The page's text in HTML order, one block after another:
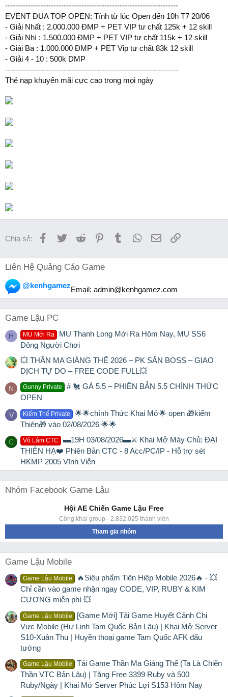
--------------------------------------------------------------------
EVENT ĐUA TOP OPEN: Tính từ lúc Open đến 10h T7 20/06
- Giải Nhất : 2.000.000 ĐMP + PET VIP tư chất 125k + 12 skill
- Giải Nhì : 1.500.000 ĐMP + PET VIP tư chất 115k + 12 skill
- Giải Ba : 1.000.000 ĐMP + PET Vip tư chất 83k 12 skill
- Giải 4 - 10 : 500k DMP
--------------------------------------------------------------------
Thẻ nạp khuyến mãi cực cao trong mọi ngày
Chia sẻ: Facebook
TwitterReddit PinterestTumblrWhatsApp
EmailLink
Liên Hệ Quảng Cáo Game
@kenhgamezEmail: admin@kenhgamez.com
Game Lậu PC
H MU Mới Ra
MU Thanh Long Mới Ra Hôm Nay, MU SS6
Đông Người Chơi
💥 THẦN MA GIÁNG THẾ 2026 – PK SĂN BOSS – GIAO
DỊCH TỰ DO – FREE CODE FULL💥
N Gunny Private
# 🐔 GÀ 5.5 – PHIÊN BẢN 5.5 CHÍNH THỨC
OPEN
V Kiếm Thế Private
🌟🌟chính Thức Khai Mở🌟 open 🎁kiếm
Thiên🎁 vào 02/08/2026 🌟🌟
C Võ Lâm CTC
▬19H 03/08/2026▬⚔️ Khai Mở Máy Chủ: ĐẠI
THIÊN HẠ❤️ Phiên Bản CTC - 8 Acc/PC/IP - Hỗ trợ sét
HKMP 2005 Vĩnh Viễn
Nhóm Facebook Game Lậu
Hội AE Chiến Game Lậu Free
Công khai group · 2.832.025 thành viên
Tham gia nhóm
Game Lậu Mobile
Game Lậu Mobile
🔥Siêu phẩm Tiên Hiệp Mobile 2026🔥 - 💥
Chỉ cần vào game nhận ngay CODE, VIP, RUBY & KIM
CƯƠNG miễn phí 💥
Game Lậu Mobile
[Game Mới] Tải Game Huyết Cảnh Chi
Vực Mobile (Hư Linh Tam Quốc Bản Lậu) | Khai Mở Server
S10-Xuân Thu | Huyền thoại game Tam Quốc AFK đấu
tướng
Game Lậu Mobile
Tải Game Thần Ma Giáng Thế (Ta Là Chiến
Thần VTC Bản Lậu) | Tặng Free 3399 Ruby và 500
Ruby/Ngày | Khai Mở Server Phúc Lợi S153 Hôm Nay